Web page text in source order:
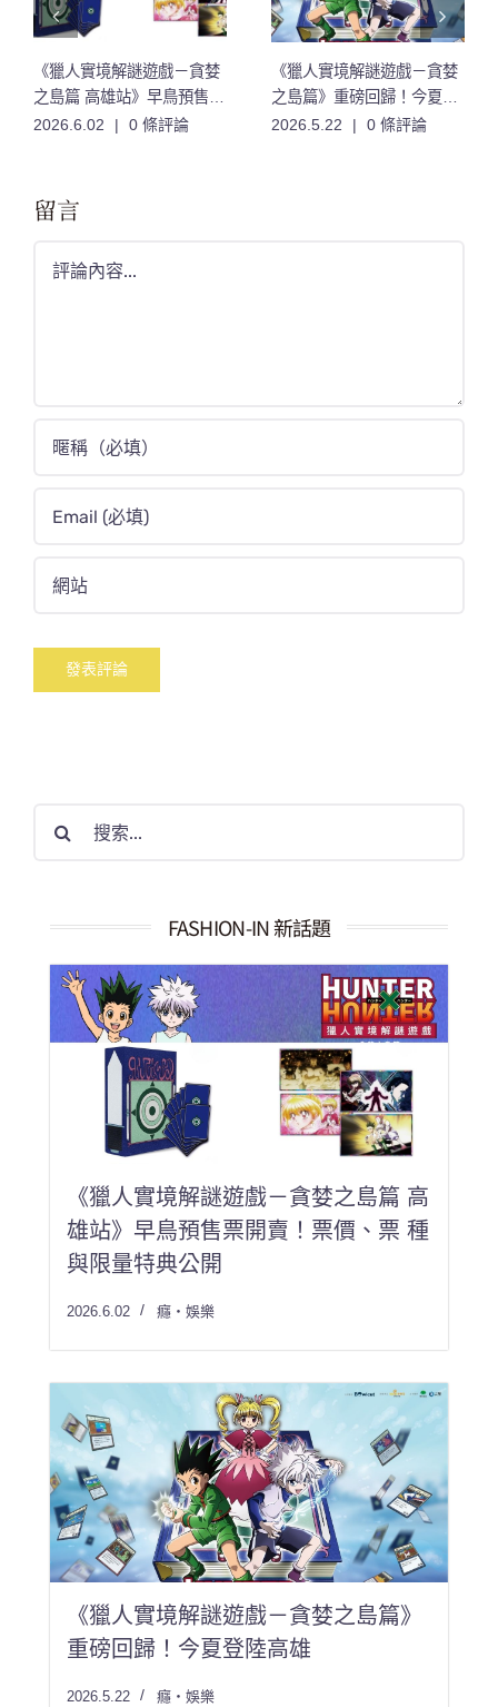
《獵人實境解謎遊戲－貪婪
之島篇 高雄站》早鳥預售票
開賣！票價、票 種與限量特
2026.6.02 | 0 條評論
《獵人實境解謎遊戲－貪婪
之島篇》重磅回歸！今夏登
陸高雄
2026.5.22 | 0 條評論
留言
Comment
果：
FASHION-IN 新話題
《獵人實境解謎遊戲－貪婪之島篇 高
雄站》早鳥預售票開賣！票價、票 種
與限量特典公開
2026.6.02 癮・娛樂
《獵人實境解謎遊戲－貪婪之島篇》
重磅回歸！今夏登陸高雄
2026.5.22 癮・娛樂